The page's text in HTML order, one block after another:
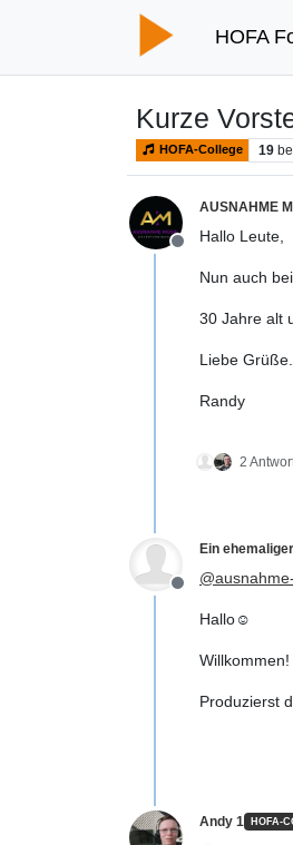
HOFA
Kurze
HOFA-College 19
Offline
AUSNAHME
Hallo Leute,
Nun auch
30 Jahre alt
Liebe Grüße.
Randy
2
Offline
Ein
@
Hallo☺️
Produzierst
Andy 1 HOFA-